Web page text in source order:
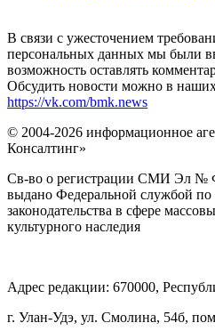
В связи с ужесточением
персональных данных мы были
возможность оставлять
Обсудить новости можно в наших
https://vk.com/bmk.news
© 2004-2026 информационное
Консалтинг»
Св-во о регистрации СМИ Эл №
выдано Федеральной службой по
законодательства в сфере
культурного наследия
Адрес редакции: 670000,
г. Улан-Удэ, ул. Смолина, 54б,